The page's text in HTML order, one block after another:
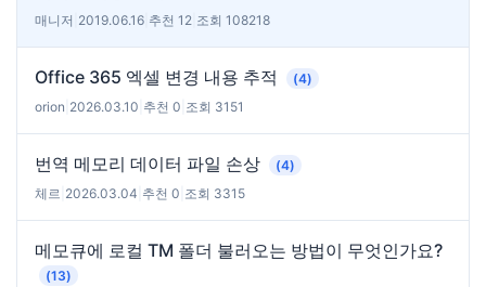
매니저 2019.06.16 추천 12 조회 108218
Office 365 엑셀 변경 내용 추적
(4)
orion 2026.03.10 추천 0 조회 3151
번역 메모리 데이터 파일 손상
(4)
체르 2026.03.04 추천 0 조회 3315
메모큐에 로컬 TM 폴더 불러오는 방법이 무엇인가요?
(13)